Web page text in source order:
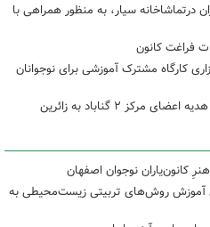
سیار، به منظور همراهی با
فراغت کانون
کارگاه مشترک آموزشی برای نوجوانان
۲ گناباد به زائرین
کانون‌یاران نوجوان اصفهان
آموزش روش‌های تربیتی زیست‌محیطی به